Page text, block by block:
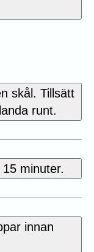
skål. Tillsätt
runt.
minuter.
innan